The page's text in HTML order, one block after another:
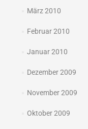
März 2010
Februar 2010
Januar 2010
Dezember 2009
November 2009
Oktober 2009